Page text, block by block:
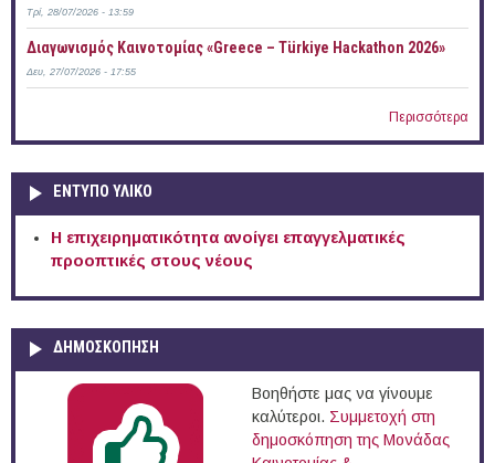
Τρί, 28/07/2026 - 13:59
Διαγωνισμός Καινοτομίας «Greece – Türkiye Hackathon 2026»
Δευ, 27/07/2026 - 17:55
Περισσότερα
ΕΝΤΥΠΟ ΥΛΙΚΟ
Η επιχειρηματικότητα ανοίγει επαγγελματικές
προοπτικές στους νέους
ΔΗΜΟΣΚΟΠΗΣΗ
Βοηθήστε μας να γίνουμε
καλύτεροι. Συμμετοχή στη
δημοσκόπηση της Μονάδας